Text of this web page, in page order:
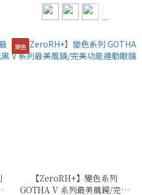
變色
【ZeroRH+】變色系列
GOTHA V 系列最美風鏡/完美